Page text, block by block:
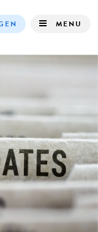
navigation
MENU